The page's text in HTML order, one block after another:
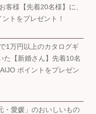
客様【先着20名様】に、
ントをプレゼント！
1万円以上のカタログギ
た【新婚さん】先着10名
ポイントをプレゼン
・愛媛」のおいしいもの